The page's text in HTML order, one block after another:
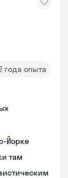
года опыта
Йорке
там